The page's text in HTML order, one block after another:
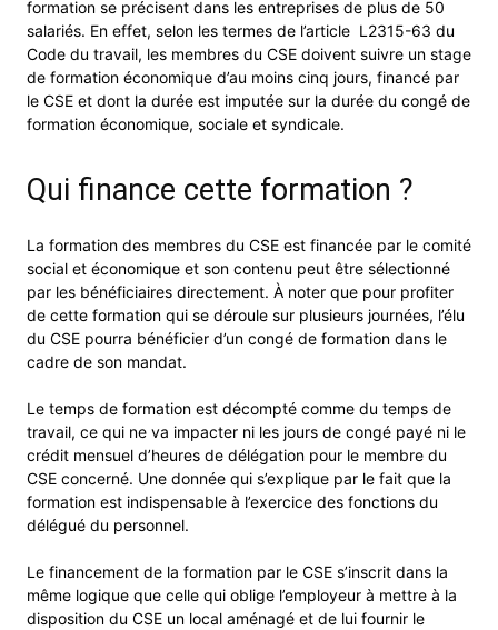
formation se précisent dans les entreprises de plus de 50
salariés. En effet, selon les termes de l’article L2315-63 du
Code du travail, les membres du CSE doivent suivre un stage
de formation économique d’au moins cinq jours, financé par
le CSE et dont la durée est imputée sur la durée du congé de
formation économique, sociale et syndicale.
Qui finance cette formation ?
La formation des membres du CSE est financée par le comité
social et économique et son contenu peut être sélectionné
par les bénéficiaires directement. À noter que pour profiter
de cette formation qui se déroule sur plusieurs journées, l’élu
du CSE pourra bénéficier d’un congé de formation dans le
cadre de son mandat.
Le temps de formation est décompté comme du temps de
travail, ce qui ne va impacter ni les jours de congé payé ni le
crédit mensuel d’heures de délégation pour le membre du
CSE concerné. Une donnée qui s’explique par le fait que la
formation est indispensable à l’exercice des fonctions du
délégué du personnel.
Le financement de la formation par le CSE s’inscrit dans la
même logique que celle qui oblige l’employeur à mettre à la
disposition du CSE un local aménagé et de lui fournir le